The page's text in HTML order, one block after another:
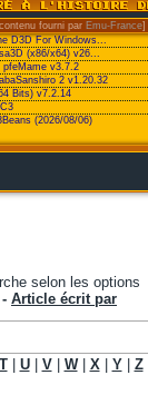
fourni par Emu-France]
D3D For Windows...
(x86/x64) v26...
pfeMame v3.7.2
2 v1.20.32
Bits) v7.2.14
(2026/08/06)
selon les options
- Article écrit par
T| U| V| W| X| Y| Z|